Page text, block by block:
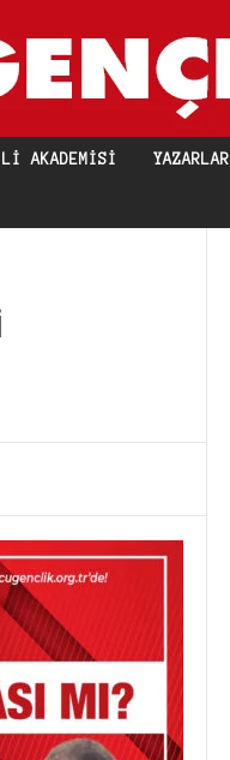
AKADEMISI YAZARLAR